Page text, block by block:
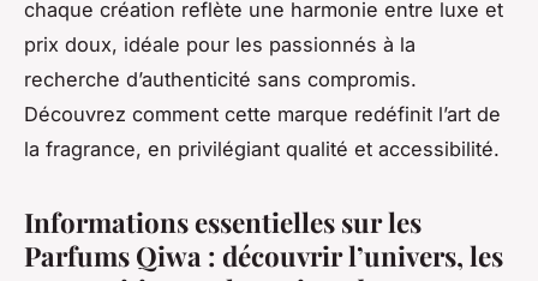
chaque création reflète une harmonie entre luxe et
prix doux, idéale pour les passionnés à la
recherche d’authenticité sans compromis.
Découvrez comment cette marque redéfinit l’art de
la fragrance, en privilégiant qualité et accessibilité.
Informations essentielles sur les
Parfums Qiwa : découvrir l’univers, les